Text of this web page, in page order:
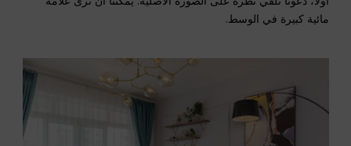
مائية كبيرة في الوسط.